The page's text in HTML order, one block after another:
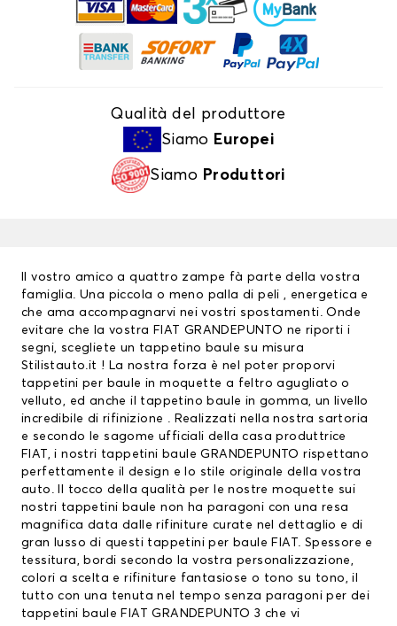
Qualità del produttore
Siamo Europei
Siamo Produttori
Il vostro amico a quattro zampe fà parte della vostra
famiglia. Una piccola o meno palla di peli , energetica e
che ama accompagnarvi nei vostri spostamenti. Onde
evitare che la vostra FIAT GRANDEPUNTO ne riporti i
segni, scegliete un tappetino baule su misura
Stilistauto.it ! La nostra forza è nel poter proporvi
tappetini per baule in moquette a feltro agugliato o
velluto, ed anche il tappetino baule in gomma, un livello
incredibile di rifinizione . Realizzati nella nostra sartoria
e secondo le sagome ufficiali della casa produttrice
FIAT, i nostri tappetini baule GRANDEPUNTO rispettano
perfettamente il design e lo stile originale della vostra
auto. Il tocco della qualità per le nostre moquette sui
nostri tappetini baule non ha paragoni con una resa
magnifica data dalle rifiniture curate nel dettaglio e di
gran lusso di questi tappetini per baule FIAT . Spessore e
tessitura, bordi secondo la vostra personalizzazione,
colori a scelta e rifiniture fantasiose o tono su tono, il
tutto con una tenuta nel tempo senza paragoni per dei
tappetini baule FIAT GRANDEPUNTO 3 che vi